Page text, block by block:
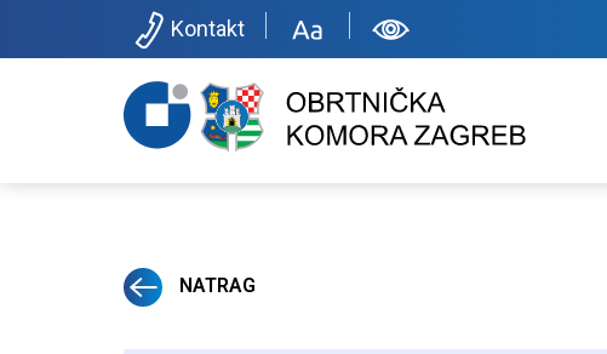
Kontakt
NATRAG